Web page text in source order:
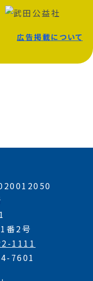
広告掲載について
番2号
1111
7601